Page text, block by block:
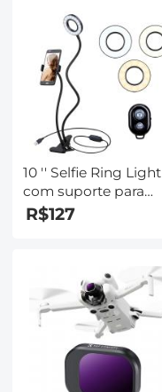
Nano-Klear
10 '' Selfie Ring Light
com suporte para
suporte de telefone
YouTube Auto-retrato
maquiagem Tiro ao
vivo
R$127